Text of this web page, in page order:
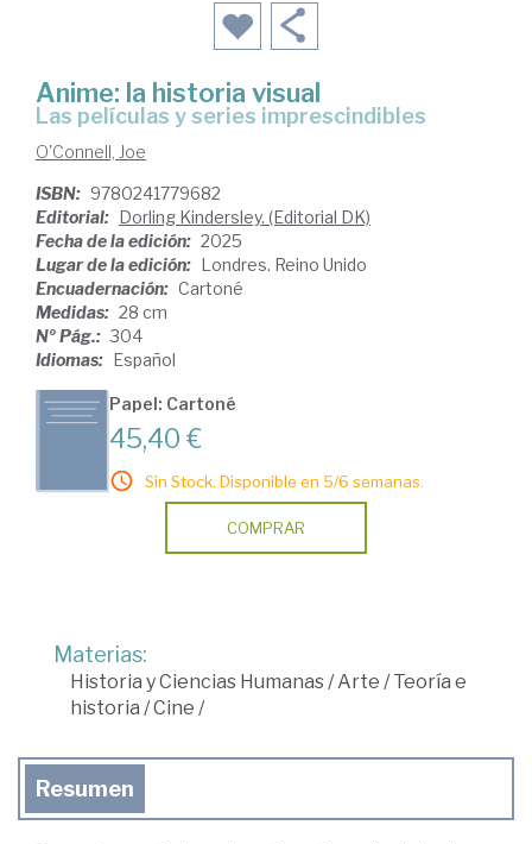
Anime: la historia visual
Las películas y series imprescindibles
O'Connell, Joe
ISBN: 9780241779682
Editorial: Dorling Kindersley. (Editorial DK)
Fecha de la edición: 2025
Lugar de la edición: Londres. Reino Unido
Encuadernación: Cartoné
Medidas: 28 cm
Nº Pág.: 304
Idiomas: Español
Papel: Cartoné
45,40 €
Sin Stock. Disponible en 5/6 semanas.
COMPRAR
Materias:
Historia y Ciencias Humanas/Arte /Teoría e
historia /Cine /
Resumen